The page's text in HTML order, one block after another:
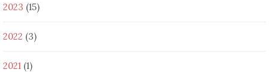
2023 (15)
2022 (3)
2021 (1)